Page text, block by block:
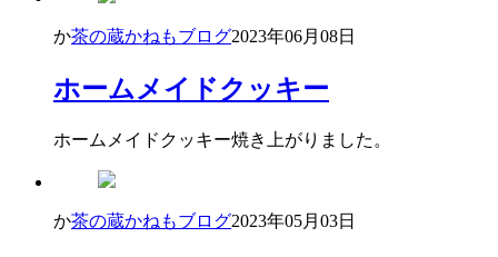
か茶の蔵かねもブログ2023年06月08日
ホームメイドクッキー
ホームメイドクッキー焼き上がりました。
か茶の蔵かねもブログ2023年05月03日